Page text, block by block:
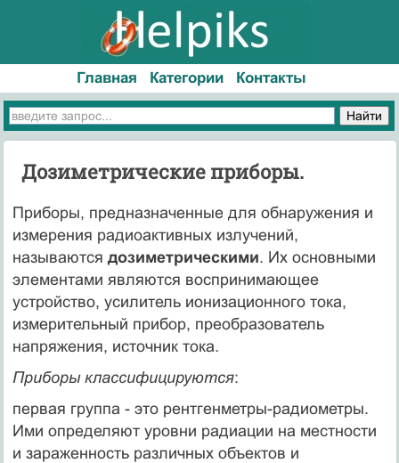
Главная Категории Контакты
Дозиметрические приборы.
Приборы, предназначенные для обнаружения и
измерения радиоактивных излучений,
называются дозиметрическими. Их основными
элементами являются воспринимающее
устройство, усилитель ионизационного тока,
измерительный прибор, преобразователь
напряжения, источник тока.
Приборы классифицируются:
первая группа - это рентгенметры-радиометры.
Ими определяют уровни радиации на местности
и зараженность различных объектов и